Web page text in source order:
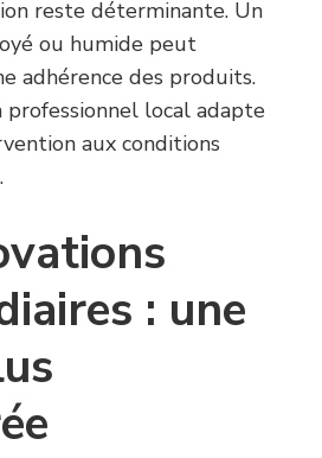
reste déterminante. Un
ou humide peut
adhérence des produits.
professionnel local adapte
aux conditions
: une